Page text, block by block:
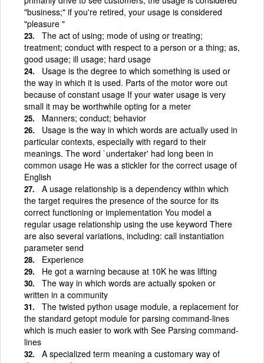
"business;" if you're retired, your usage is considered
"pleasure "
The act of using; mode of using or treating;
treatment; conduct with respect to a person or a thing; as,
good usage; ill usage; hard usage
Usage is the degree to which something is used or
the way in which it is used. Parts of the motor wore out
because of constant usage If your water usage is very
small it may be worthwhile opting for a meter
Manners; conduct; behavior
Usage is the way in which words are actually used in
particular contexts, especially with regard to their
meanings. The word `undertaker' had long been in
common usage He was a stickler for the correct usage of
English
A usage relationship is a dependency within which
the target requires the presence of the source for its
correct functioning or implementation You model a
regular usage relationship using the use keyword There
are also several variations, including: call instantiation
parameter send
Experience
He got a warning because at 10K he was lifting
The way in which words are actually spoken or
written in a community
The twisted python usage module, a replacement for
the standard getopt module for parsing command-lines
which is much easier to work with See Parsing command-
lines
A specialized term meaning a customary way of